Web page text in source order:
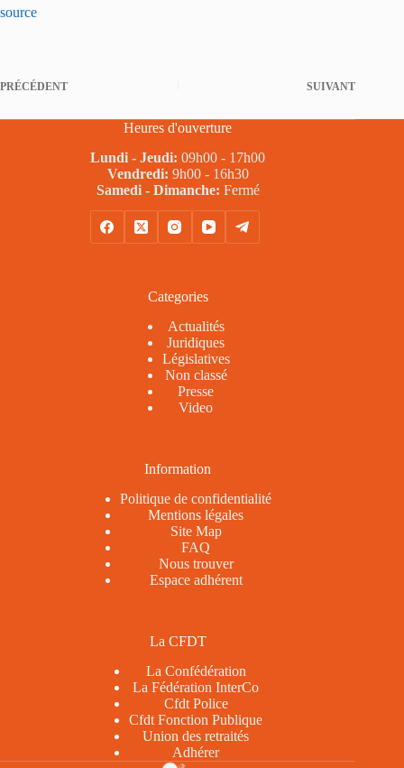
source
PRÉCÉDENT SUIVANT
Heures d'ouverture
Lundi - Jeudi: 09h00 - 17h00
Vendredi: 9h00 - 16h30
Samedi - Dimanche: Fermé
Categories
Actualités
Juridiques
Législatives
Non classé
Presse
Video
Information
Politique de confidentialité
Mentions légales
Site Map
FAQ
Nous trouver
Espace adhérent
La CFDT
La Confédération
La Fédération InterCo
Cfdt Police
Cfdt Fonction Publique
Union des retraités
Adhérer